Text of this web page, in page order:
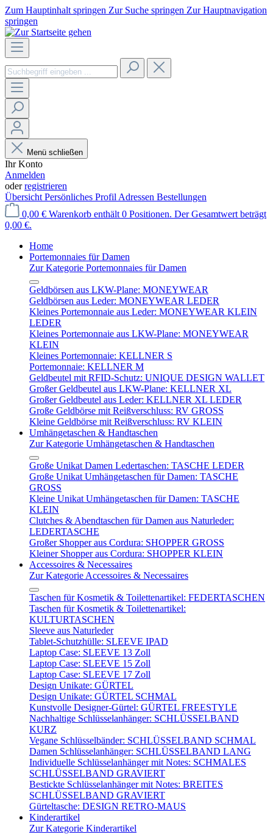
Zum Hauptinhalt springen Zur Suche springen Zur Hauptnavigation
springen
Menü schließen
Ihr Konto
Anmelden
oderregistrieren
Übersicht Persönliches Profil Adressen Bestellungen
0,00 € Warenkorb enthält 0 Positionen. Der Gesamtwert beträgt
0,00 €.
Home
Portemonnaies für Damen
Zur Kategorie Portemonnaies für Damen
Geldbörsen aus LKW-Plane: MONEYWEAR
Geldbörsen aus Leder: MONEYWEAR LEDER
Kleines Portemonnaie aus Leder: MONEYWEAR KLEIN
LEDER
Kleines Portemonnaie aus LKW-Plane: MONEYWEAR
KLEIN
Kleines Portemonnaie: KELLNER S
Portemonnaie: KELLNER M
Geldbeutel mit RFID-Schutz: UNIQUE DESIGN WALLET
Großer Geldbeutel aus LKW-Plane: KELLNER XL
Großer Geldbeutel aus Leder: KELLNER XL LEDER
Große Geldbörse mit Reißverschluss: RV GROSS
Kleine Geldbörse mit Reißverschluss: RV KLEIN
Umhängetaschen & Handtaschen
Zur Kategorie Umhängetaschen & Handtaschen
Große Unikat Damen Ledertaschen: TASCHE LEDER
Große Unikat Umhängetaschen für Damen: TASCHE
GROSS
Kleine Unikat Umhängetaschen für Damen: TASCHE
KLEIN
Clutches & Abendtaschen für Damen aus Naturleder:
LEDERTASCHE
Großer Shopper aus Cordura: SHOPPER GROSS
Kleiner Shopper aus Cordura: SHOPPER KLEIN
Accessoires & Necessaires
Zur Kategorie Accessoires & Necessaires
Taschen für Kosmetik & Toilettenartikel: FEDERTASCHEN
Taschen für Kosmetik & Toilettenartikel:
KULTURTASCHEN
Sleeve aus Naturleder
Tablet-Schutzhülle: SLEEVE IPAD
Laptop Case: SLEEVE 13 Zoll
Laptop Case: SLEEVE 15 Zoll
Laptop Case: SLEEVE 17 Zoll
Design Unikate: GÜRTEL
Design Unikate: GÜRTEL SCHMAL
Kunstvolle Designer-Gürtel: GÜRTEL FREESTYLE
Nachhaltige Schlüsselanhänger: SCHLÜSSELBAND
KURZ
Vegane Schlüsselbänder: SCHLÜSSELBAND SCHMAL
Damen Schlüsselanhänger: SCHLÜSSELBAND LANG
Individuelle Schlüsselanhänger mit Notes: SCHMALES
SCHLÜSSELBAND GRAVIERT
Bestickte Schlüsselanhänger mit Notes: BREITES
SCHLÜSSELBAND GRAVIERT
Gürteltasche: DESIGN RETRO-MAUS
Kinderartikel
Zur Kategorie Kinderartikel